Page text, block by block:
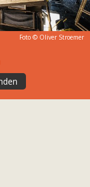
Foto © Oliver Stroemer